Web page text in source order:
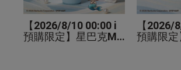
【2026/8/10 00:00 i
預購限定】星巴克MO
【2026/
預購限